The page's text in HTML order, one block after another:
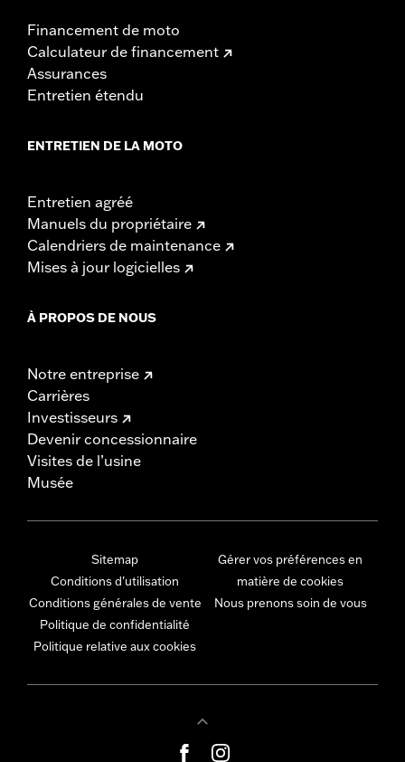
Financement de moto
Calculateur de financement
Assurances
Entretien étendu
ENTRETIEN DE LA MOTO
Entretien agréé
Manuels du propriétaire
Calendriers de maintenance
Mises à jour logicielles
À PROPOS DE NOUS
Notre entreprise
Carrières
Investisseurs
Devenir concessionnaire
Visites de l’usine
Musée
Sitemap
Conditions d'utilisation
Conditions générales de vente
Politique de confidentialité
Politique relative aux cookies
Gérer vos préférences en
matière de cookies
Nous prenons soin de vous